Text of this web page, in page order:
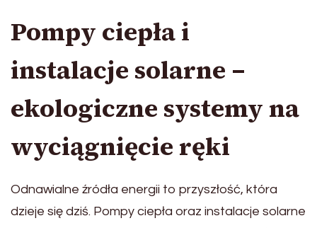
Pompy ciepła i
instalacje solarne –
ekologiczne systemy na
wyciągnięcie ręki
Odnawialne źródła energii to przyszłość, która
dzieje się dziś. Pompy ciepła oraz instalacje solarne